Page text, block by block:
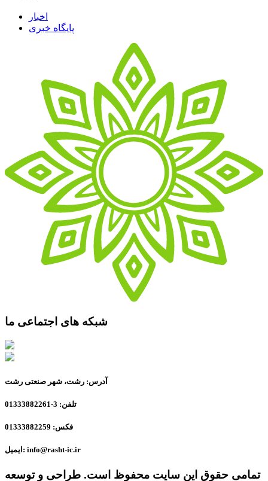
اخبار
پایگاه خبری
شبکه های اجتماعی ما
آدرس: رشت، شهر صنعتی رشت
تلفن: 3-01333882261
فکس: 01333882259
ایمیل: info@rasht-ic.ir
تمامی حقوق این سایت محفوظ است. طراحی و توسعه